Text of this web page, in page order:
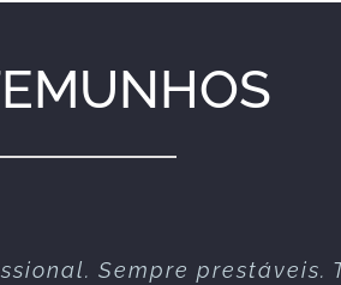
Sempre prestáveis.
espectáculos que já